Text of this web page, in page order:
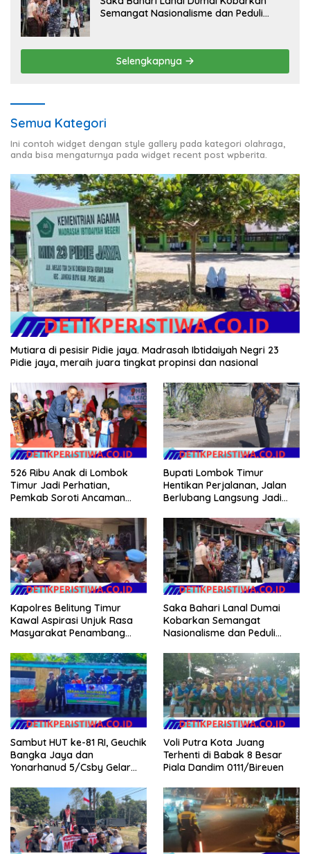
Semangat Nasionalisme dan Peduli
Selengkapnya
Semua Kategori
Ini contoh widget dengan style gallery pada kategori olahraga,
anda bisa mengaturnya pada widget recent post wpberita.
Mutiara di pesisir Pidie jaya. Madrasah Ibtidaiyah Negri 23
Pidie jaya, meraih juara tingkat propinsi dan nasional
526 Ribu Anak di Lombok
Timur Jadi Perhatian,
Pemkab Soroti Ancaman
Pernikahan Dini
Bupati Lombok Timur
Hentikan Perjalanan, Jalan
Berlubang Langsung Jadi
Kapolres Belitung Timur
Kawal Aspirasi Unjuk Rasa
Masyarakat Penambang
Kantor Operasional PT.Timah
Kecamatan Gantung.
Saka Bahari Lanal Dumai
Kobarkan Semangat
Nasionalisme dan Peduli
Sambut HUT ke-81 RI, Geuchik
Bangka Jaya dan
Yonarhanud 5/Csby Gelar
Gerakan Indonesia Asri
Voli Putra Kota Juang
Terhenti di Babak 8 Besar
Piala Dandim 0111/Bireuen